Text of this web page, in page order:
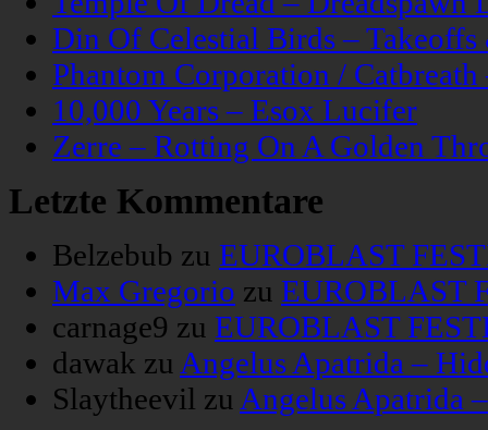
Din Of Celestial Birds –
Phantom Corporation /
10,000 Years – Esox Lucifer
Zerre – Rotting On A Golden
Letzte Kommentare
Belzebub zu EUROBLAST
Max Gregorio zu EUROBLAST
carnage9 zu EUROBLAST
dawak zu Angelus Apatrida –
Slaytheevil zu Angelus Apatrida